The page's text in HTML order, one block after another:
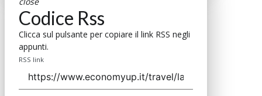
Codice Rss
Clicca sul pulsante per copiare il link RSS negli
appunti.
RSS link